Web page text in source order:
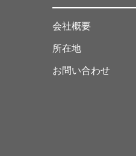
会社概要
所在地
お問い合わせ